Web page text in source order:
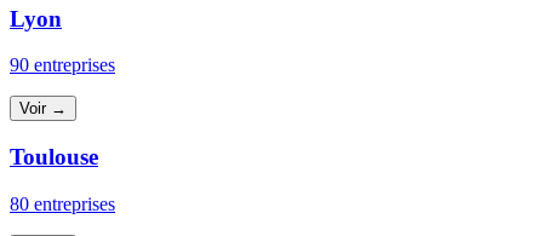
Lyon
90 entreprises
Voir →
Toulouse
80 entreprises